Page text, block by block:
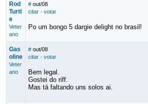
Rod
Turtl
e
Veter
ano
# out/08
citar· votar
Po um bongo 5 dargie delight no brasil!
Gas
oline
Veter
ano
# out/08
citar· votar
Bem legal.
Gostei do riff.
Mas tá faltando uns solos ai.